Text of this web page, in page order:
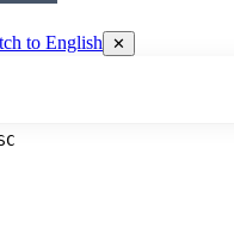
to English ✕